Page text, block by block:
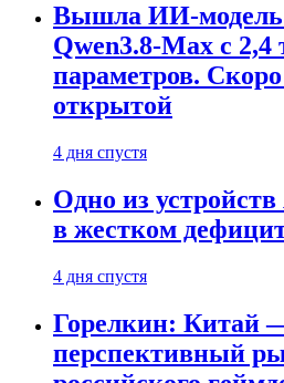
Вышла ИИ-модель
Qwen3.8-Max с 2,4
параметров. Скоро
открытой
4 дня спустя
Одно из
в жестком
4 дня спустя
Горелкин: Китай
перспективный